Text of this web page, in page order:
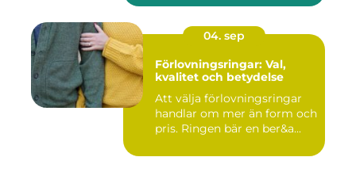
04. sep
Förlovningsringar: Val,
kvalitet och betydelse
Att välja förlovningsringar
handlar om mer än form och
pris. Ringen bär en ber&a...